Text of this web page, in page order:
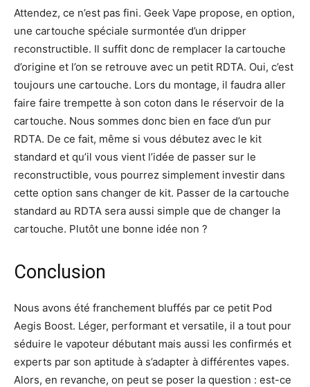
Attendez, ce n’est pas fini. Geek Vape propose, en option,
une cartouche spéciale surmontée d’un dripper
reconstructible. Il suffit donc de remplacer la cartouche
d’origine et l’on se retrouve avec un petit RDTA. Oui, c’est
toujours une cartouche. Lors du montage, il faudra aller
faire faire trempette à son coton dans le réservoir de la
cartouche. Nous sommes donc bien en face d’un pur
RDTA. De ce fait, même si vous débutez avec le kit
standard et qu’il vous vient l’idée de passer sur le
reconstructible, vous pourrez simplement investir dans
cette option sans changer de kit. Passer de la cartouche
standard au RDTA sera aussi simple que de changer la
cartouche. Plutôt une bonne idée non ?
Conclusion
Nous avons été franchement bluffés par ce petit Pod
Aegis Boost. Léger, performant et versatile, il a tout pour
séduire le vapoteur débutant mais aussi les confirmés et
experts par son aptitude à s’adapter à différentes vapes.
Alors, en revanche, on peut se poser la question : est-ce